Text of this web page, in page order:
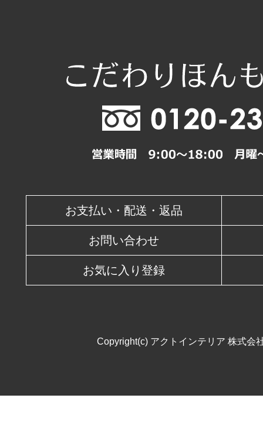
12 13 14 15
25 26 27 29
お支払い・配送・返品
お問い合わせ
お気に入り登録
Copyright(c) アクトインテリア 株式会